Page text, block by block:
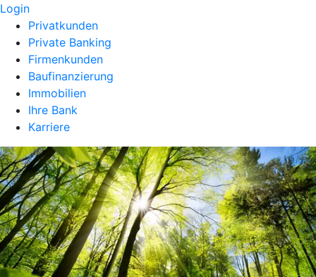
Login
Privatkunden
Private Banking
Firmenkunden
Baufinanzierung
Immobilien
Ihre Bank
Karriere